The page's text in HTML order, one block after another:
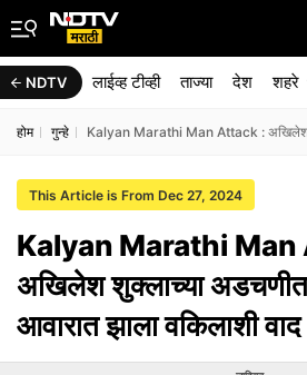
NDTV लाईव्ह टीव्ही ताज्या देश शहरे
होम गुन्हे Kalyan Marathi Man Attack : अखिलेश
This Article is From Dec 27, 2024
Kalyan Marathi Man
अखिलेश शुक्लाच्या अडचणीत
आवारात झाला वकिलाशी वाद